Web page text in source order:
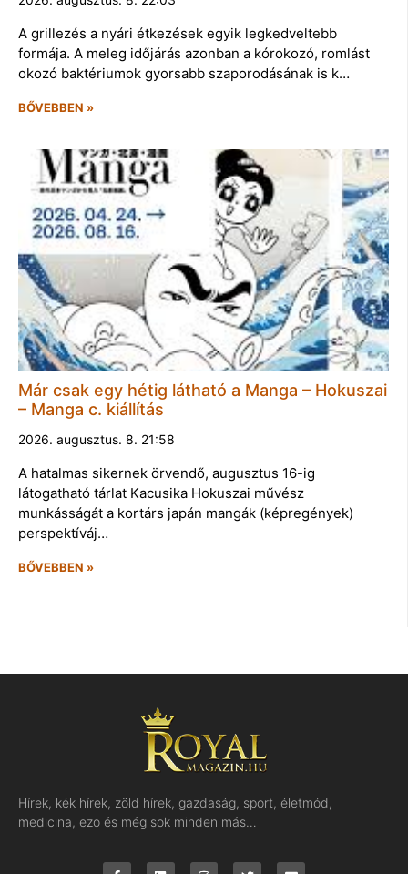
A grillezés a nyári étkezések egyik legkedveltebb
formája. A meleg időjárás azonban a kórokozó, romlást
okozó baktériumok gyorsabb szaporodásának is k…
BŐVEBBEN »
Már csak egy hétig látható a Manga – Hokuszai
– Manga c. kiállítás
2026. augusztus. 8. 21:58
A hatalmas sikernek örvendő, augusztus 16-ig
látogatható tárlat Kacusika Hokuszai művész
munkásságát a kortárs japán mangák (képregények)
perspektíváj…
BŐVEBBEN »
Hírek, kék hírek, zöld hírek, gazdaság, sport, életmód,
medicina, ezo és még sok minden más…